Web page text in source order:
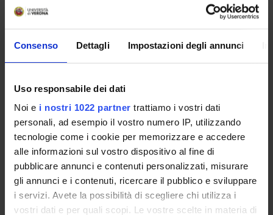
Consenso Dettagli Impostazioni degli annunci
Uso responsabile dei dati
Noi e i nostri 1022 partner trattiamo i vostri dati
personali, ad esempio il vostro numero IP, utilizzando
tecnologie come i cookie per memorizzare e accedere
alle informazioni sul vostro dispositivo al fine di
pubblicare annunci e contenuti personalizzati, misurare
gli annunci e i contenuti, ricercare il pubblico e sviluppare
i servizi. Avete la possibilità di scegliere chi utilizza i
vostri dati e per quali scopi. Le vostre scelte in materia di
Professore associato
Literature (General): The performing arts. Show business
Letteratura francese e letterature francofone
Romanic literature: French
ATTIVITÀ